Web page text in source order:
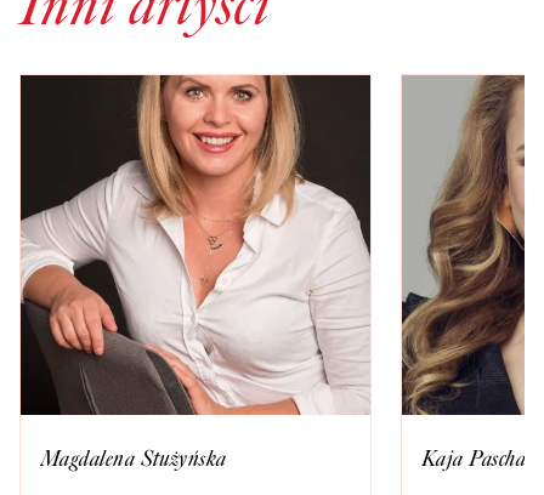
Magdalena Stużyńska Kaja